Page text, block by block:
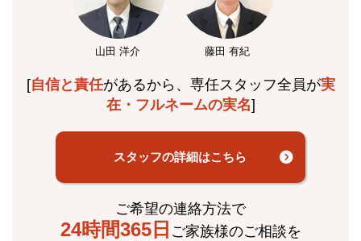
山田 洋介 藤田 有紀
[自信と責任があるから、専任スタッフ全員が実
在・フルネームの実名]
スタッフの詳細はこちら
ご希望の連絡方法で
24時間365日 ご家族様のご相談を